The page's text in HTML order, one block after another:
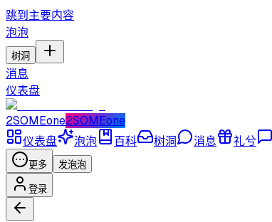
跳到主要内容
泡泡
树洞
消息
仪表盘
2SOMEone2SOMEone
仪表盘
泡泡 百科 树洞 消息 礼兮
更多 发泡泡
登录